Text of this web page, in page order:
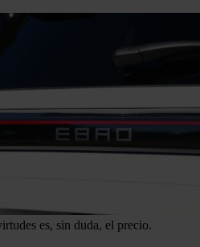
es, sin duda, el precio.